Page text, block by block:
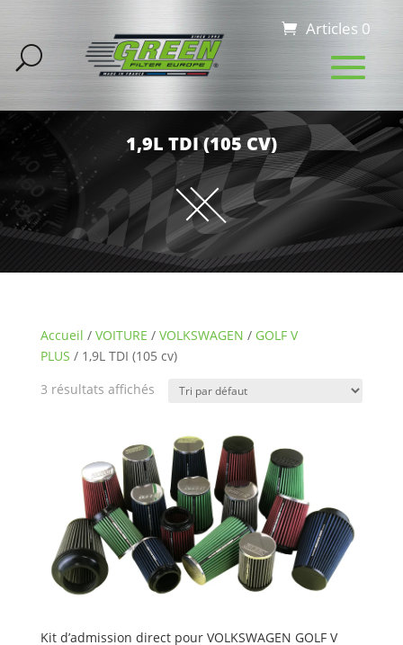
Articles 0
1,9L TDI (105 CV)
Accueil / VOITURE / VOLKSWAGEN / GOLF V
PLUS / 1,9L TDI (105 cv)
3 résultats affichés
Kit d’admission direct pour VOLKSWAGEN GOLF V